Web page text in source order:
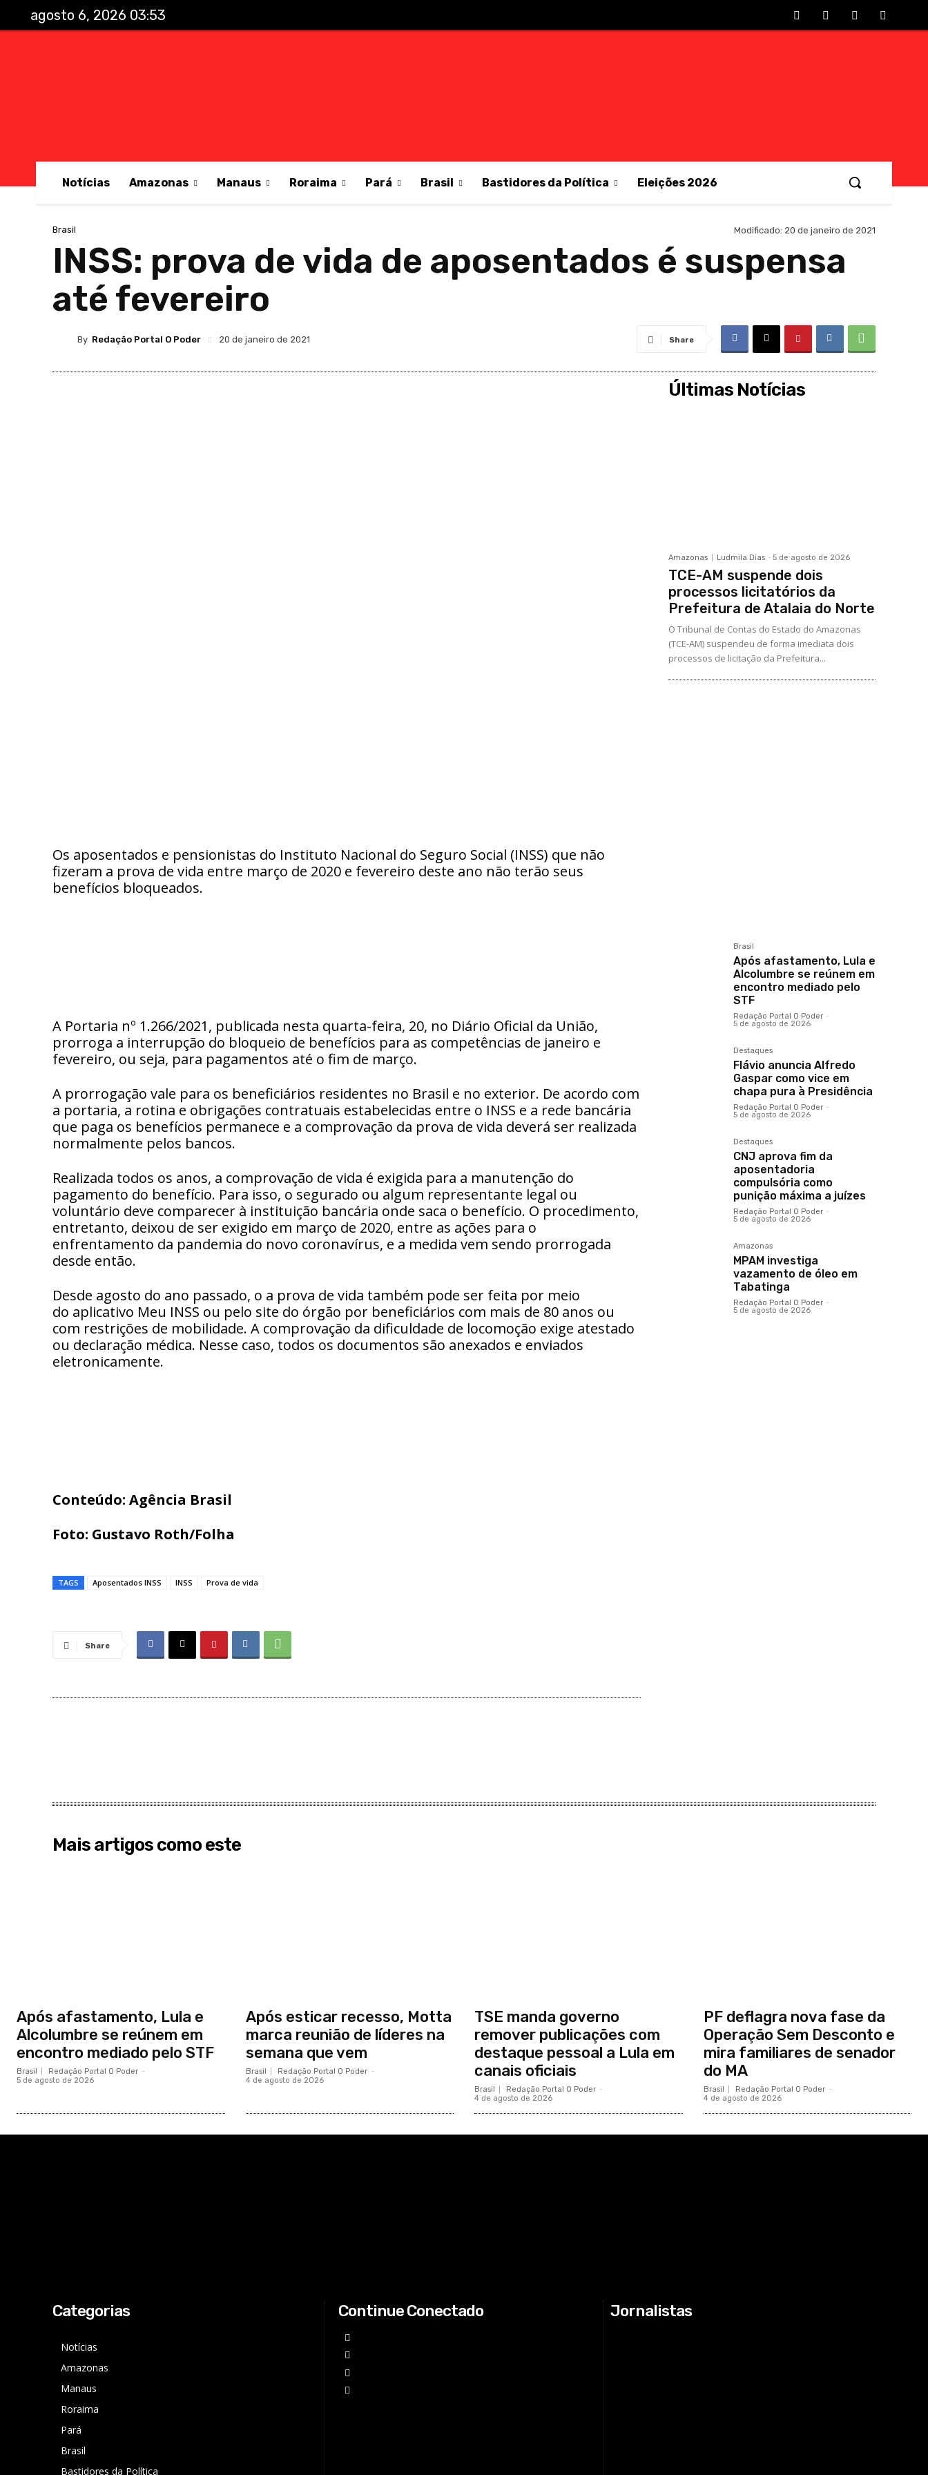
agosto 6, 2026 03:53
Notícias Amazonas Manaus Roraima Pará Brasil Bastidores da Política Eleições 2026
Brasil Modificado: 20 de janeiro de 2021
INSS: prova de vida de aposentados é suspensa
até fevereiro
By Redação Portal O Poder 20 de janeiro de 2021 Share
Os aposentados e pensionistas do Instituto Nacional do Seguro Social (INSS) que não
fizeram a prova de vida entre março de 2020 e fevereiro deste ano não terão seus
benefícios bloqueados.
A Portaria nº 1.266/2021, publicada nesta quarta-feira, 20, no Diário Oficial da União,
prorroga a interrupção do bloqueio de benefícios para as competências de janeiro e
fevereiro, ou seja, para pagamentos até o fim de março.
A prorrogação vale para os beneficiários residentes no Brasil e no exterior. De acordo com
a portaria, a rotina e obrigações contratuais estabelecidas entre o INSS e a rede bancária
que paga os benefícios permanece e a comprovação da prova de vida deverá ser realizada
normalmente pelos bancos.
Realizada todos os anos, a comprovação de vida é exigida para a manutenção do
pagamento do benefício. Para isso, o segurado ou algum representante legal ou
voluntário deve comparecer à instituição bancária onde saca o benefício. O procedimento,
entretanto, deixou de ser exigido em março de 2020, entre as ações para o
enfrentamento da pandemia do novo coronavírus, e a medida vem sendo prorrogada
desde então.
Desde agosto do ano passado, o a prova de vida também pode ser feita por meio
do aplicativo Meu INSS ou pelo site do órgão por beneficiários com mais de 80 anos ou
com restrições de mobilidade. A comprovação da dificuldade de locomoção exige atestado
ou declaração médica. Nesse caso, todos os documentos são anexados e enviados
eletronicamente.
Conteúdo: Agência Brasil
Foto: Gustavo Roth/Folha
TAGS Aposentados INSS INSS Prova de vida
Share
Últimas Notícias
Amazonas Ludmila Dias - 5 de agosto de 2026
TCE-AM suspende dois
processos licitatórios da
Prefeitura de Atalaia do Norte
O Tribunal de Contas do Estado do Amazonas
(TCE-AM) suspendeu de forma imediata dois
processos de licitação da Prefeitura...
Brasil
Após afastamento, Lula e
Alcolumbre se reúnem em
encontro mediado pelo
STF
Redação Portal O Poder -
5 de agosto de 2026
Destaques
Flávio anuncia Alfredo
Gaspar como vice em
chapa pura à Presidência
Redação Portal O Poder -
5 de agosto de 2026
Destaques
CNJ aprova fim da
aposentadoria
compulsória como
punição máxima a juízes
Redação Portal O Poder -
5 de agosto de 2026
Amazonas
MPAM investiga
vazamento de óleo em
Tabatinga
Redação Portal O Poder -
5 de agosto de 2026
Mais artigos como este
Após afastamento, Lula e
Alcolumbre se reúnem em
encontro mediado pelo STF
Brasil Redação Portal O Poder -
5 de agosto de 2026
Após esticar recesso, Motta
marca reunião de líderes na
semana que vem
Brasil Redação Portal O Poder -
4 de agosto de 2026
TSE manda governo
remover publicações com
destaque pessoal a Lula em
canais oficiais
Brasil Redação Portal O Poder -
4 de agosto de 2026
PF deflagra nova fase da
Operação Sem Desconto e
mira familiares de senador
do MA
Brasil Redação Portal O Poder -
4 de agosto de 2026
Categorias
Notícias
Amazonas
Manaus
Roraima
Pará
Brasil
Bastidores da Política
Continue Conectado Jornalistas